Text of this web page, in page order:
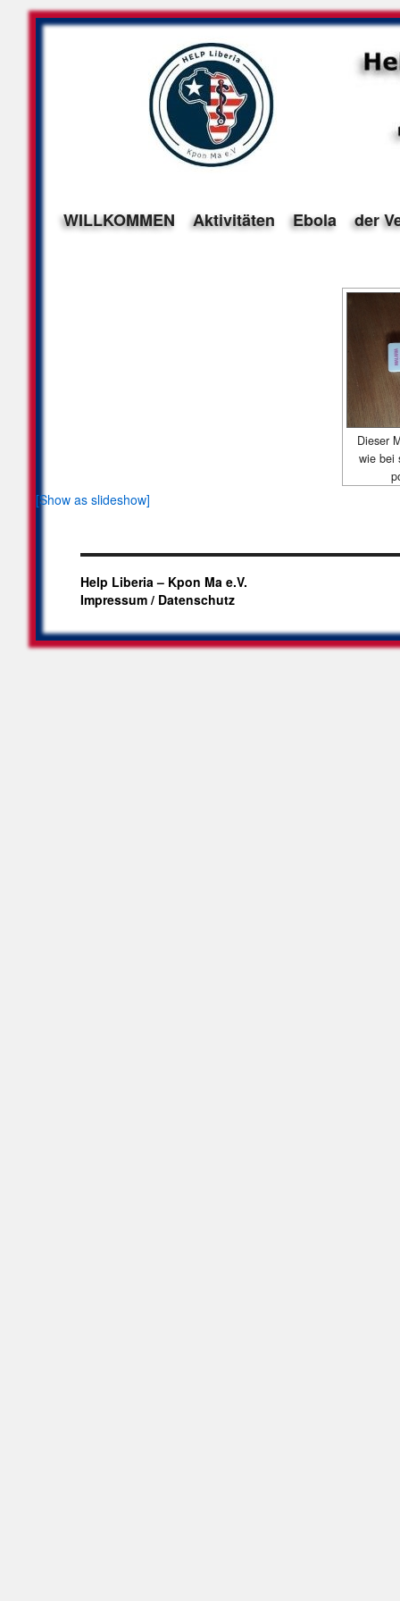
WILLKOMMEN Aktivitäten Ebola der
Dieser
wie bei
[Show as slideshow]
Help Liberia – Kpon Ma e.V.
Impressum / Datenschutz